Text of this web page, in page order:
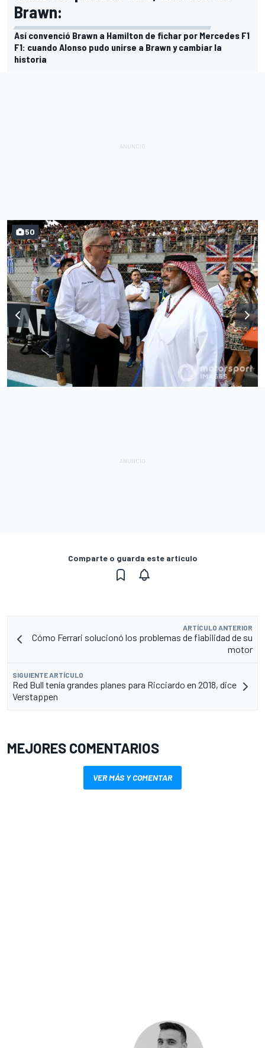
Brawn:
Así convenció Brawn a Hamilton de fichar por Mercedes F1
F1: cuando Alonso pudo unirse a Brawn y cambiar la
historia
50
Comparte o guarda este artículo
ARTÍCULO ANTERIOR
Cómo Ferrari solucionó los problemas de fiabilidad de su
motor
SIGUIENTE ARTÍCULO
Red Bull tenía grandes planes para Ricciardo en 2018, dice
Verstappen
MEJORES COMENTARIOS
VER MÁS Y COMENTAR